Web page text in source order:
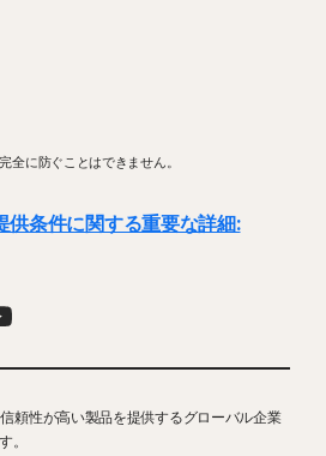
によっては一部の機能が利用できない
機能)、ノートン クラウドバックアッ
x86／IntelおよびAMD Snapdragon／
8/8.1 (すべてのエディション)。
は、Windows 8 のスタート画面から起
パソコン、Mac®、iOSデバイス、
載デバイスが含まれます。ノートン
てください。
11/10 （SモードのWindows
8/8.1 （すべてのバージョン）
7 （32ビットおよび64ビット）
全に防ぐことはできません。
供条件に関する重要な詳細:
と
時にお支払い方法を指定する必要がありま
セルしなかった場合、体験期間の終了時に請求
センスの更新をキャンセルしなかった場合、
頼性が高い製品を提供するグローバル企業
。